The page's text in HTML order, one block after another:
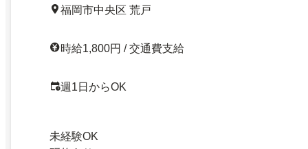
福岡市中央区 荒戸
時給1,800円 / 交通費支給
週1日からOK
未経験OK